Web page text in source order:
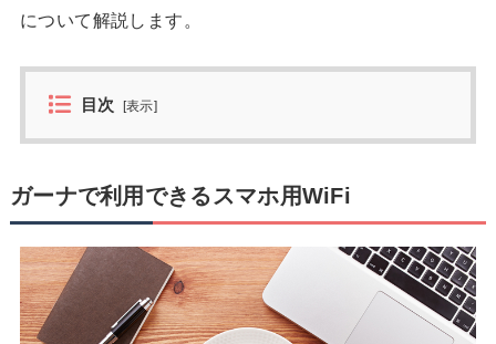
について解説します。
目次 [表示]
ガーナで利用できるスマホ用WiFi